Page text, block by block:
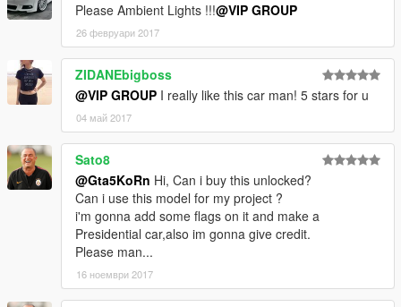
Please Ambient Lights !!!@VIP GROUP
26 февруари 2017
ZIDANEbigboss
@VIP GROUP I really like this car man! 5 stars for u
04 май 2017
Sato8
@Gta5KoRn Hi, Can i buy this unlocked?
Can i use this model for my project ?
i'm gonna add some flags on it and make a
Presidential car,also im gonna give credit.
Please man...
16 ноември 2017